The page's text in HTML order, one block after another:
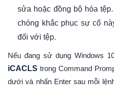
sửa hoặc đồng bộ hóa
chóng khắc phục sự cố
đối với tệp.
Nếu đang sử dụng Windows
iCACLS trong Command
dưới và nhấn Enter sau mỗi